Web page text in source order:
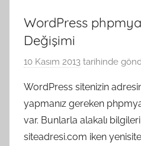
WordPress
Değişimi
10 Kasım 2013 tarihinde
WordPress sitenizin
yapmanız gereken
var. Bunlarla alakalı
siteadresi.com iken